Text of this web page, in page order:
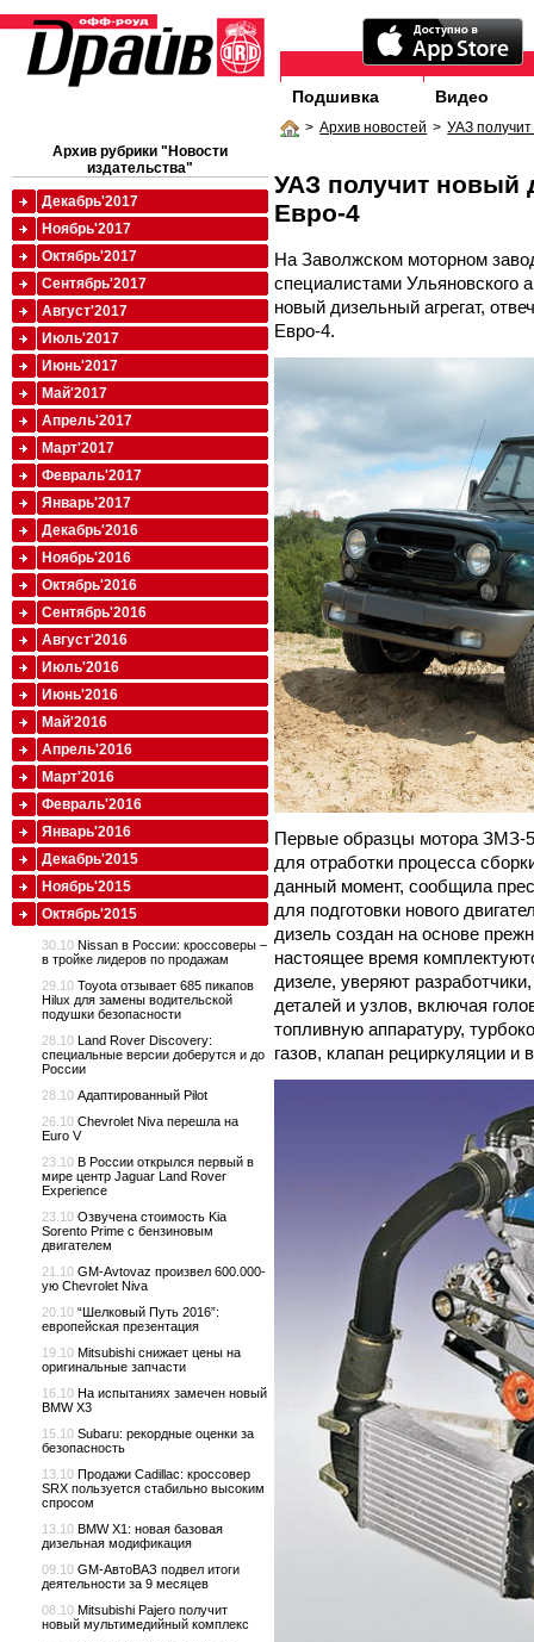
Подшивка Видео
> Архив новостей > УАЗ
УАЗ получит новый
Евро-4
На Заволжском моторном
специалистами Ульяновского
новый дизельный агрегат,
Евро-4.
Первые образцы мотора ЗМЗ-
для отработки процесса
данный момент, сообщила
для подготовки нового
дизель создан на основе
настоящее время
дизеле, уверяют
деталей и узлов, включая
топливную аппаратуру,
газов, клапан рециркуляции и
Архив рубрики "Новости
издательства"
Декабрь'2017
Ноябрь'2017
Октябрь'2017
Сентябрь'2017
Август'2017
Июль'2017
Июнь'2017
Май'2017
Апрель'2017
Март'2017
Февраль'2017
Январь'2017
Декабрь'2016
Ноябрь'2016
Октябрь'2016
Сентябрь'2016
Август'2016
Июль'2016
Июнь'2016
Май'2016
Апрель'2016
Март'2016
Февраль'2016
Январь'2016
Декабрь'2015
Ноябрь'2015
Октябрь'2015
30.10 Nissan в России: кроссоверы –
в тройке лидеров по продажам
29.10 Toyota отзывает 685 пикапов
Hilux для замены водительской
подушки безопасности
28.10 Land Rover Discovery:
специальные версии доберутся и до
России
28.10 Адаптированный Pilot
26.10 Chevrolet Niva перешла на
Euro V
23.10 В России открылся первый в
мире центр Jaguar Land Rover
Experience
23.10 Озвучена стоимость Kia
Sorento Prime с бензиновым
двигателем
21.10 GM-Avtovaz произвел 600.000-
ую Chevrolet Niva
20.10 “Шелковый Путь 2016”:
европейская презентация
19.10 Mitsubishi снижает цены на
оригинальные запчасти
16.10 На испытаниях замечен новый
BMW X3
15.10 Subaru: рекордные оценки за
безопасность
13.10 Продажи Cadillac: кроссовер
SRX пользуется стабильно высоким
спросом
13.10 BMW X1: новая базовая
дизельная модификация
09.10 GM-АвтоВАЗ подвел итоги
деятельности за 9 месяцев
08.10 Mitsubishi Pajero получит
новый мультимедийный комплекс